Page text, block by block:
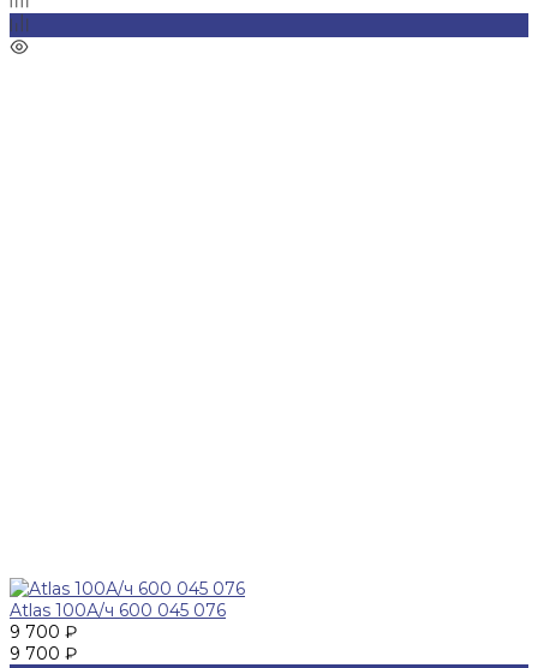
Atlas 100А/ч 600 045 076
9 700 ₽
9 700 ₽